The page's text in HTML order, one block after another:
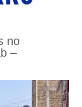
no
–